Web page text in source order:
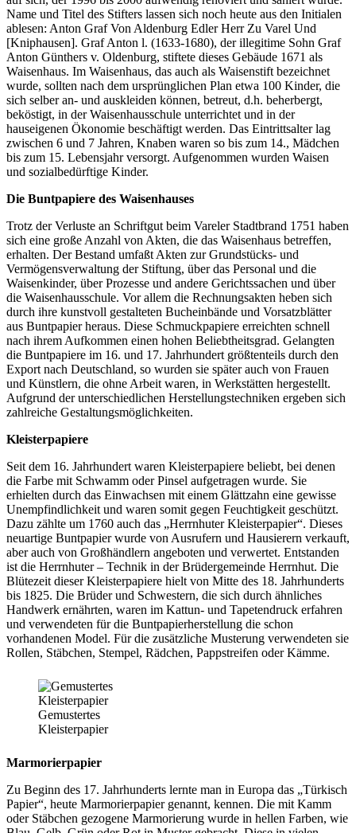
Name und Titel des Stifters lassen sich noch heute aus den Initialen
ablesen: Anton Graf Von Aldenburg Edler Herr Zu Varel Und
[Kniphausen]. Graf Anton l. (1633-1680), der illegitime Sohn Graf
Anton Günthers v. Oldenburg, stiftete dieses Gebäude 1671 als
Waisenhaus. Im Waisenhaus, das auch als Waisenstift bezeichnet
wurde, sollten nach dem ursprünglichen Plan etwa 100 Kinder, die
sich selber an- und auskleiden können, betreut, d.h. beherbergt,
beköstigt, in der Waisenhausschule unterrichtet und in der
hauseigenen Ökonomie beschäftigt werden. Das Eintrittsalter lag
zwischen 6 und 7 Jahren, Knaben waren so bis zum 14., Mädchen
bis zum 15. Lebensjahr versorgt. Aufgenommen wurden Waisen
und sozialbedürftige Kinder.
Die Buntpapiere des Waisenhauses
Trotz der Verluste an Schriftgut beim Vareler Stadtbrand 1751 haben
sich eine große Anzahl von Akten, die das Waisenhaus betreffen,
erhalten. Der Bestand umfaßt Akten zur Grundstücks- und
Vermögensverwaltung der Stiftung, über das Personal und die
Waisenkinder, über Prozesse und andere Gerichtssachen und über
die Waisenhausschule. Vor allem die Rechnungsakten heben sich
durch ihre kunstvoll gestalteten Bucheinbände und Vorsatzblätter
aus Buntpapier heraus. Diese Schmuckpapiere erreichten schnell
nach ihrem Aufkommen einen hohen Beliebtheitsgrad. Gelangten
die Buntpapiere im 16. und 17. Jahrhundert größtenteils durch den
Export nach Deutschland, so wurden sie später auch von Frauen
und Künstlern, die ohne Arbeit waren, in Werkstätten hergestellt.
Aufgrund der unterschiedlichen Herstellungstechniken ergeben sich
zahlreiche Gestaltungsmöglichkeiten.
Kleisterpapiere
Seit dem 16. Jahrhundert waren Kleisterpapiere beliebt, bei denen
die Farbe mit Schwamm oder Pinsel aufgetragen wurde. Sie
erhielten durch das Einwachsen mit einem Glättzahn eine gewisse
Unempfindlichkeit und waren somit gegen Feuchtigkeit geschützt.
Dazu zählte um 1760 auch das „Herrnhuter Kleisterpapier“. Dieses
neuartige Buntpapier wurde von Ausrufern und Hausierern verkauft,
aber auch von Großhändlern angeboten und verwertet. Entstanden
ist die Herrnhuter – Technik in der Brüdergemeinde Herrnhut. Die
Blütezeit dieser Kleisterpapiere hielt von Mitte des 18. Jahrhunderts
bis 1825. Die Brüder und Schwestern, die sich durch ähnliches
Handwerk ernährten, waren im Kattun- und Tapetendruck erfahren
und verwendeten für die Buntpapierherstellung die schon
vorhandenen Model. Für die zusätzliche Musterung verwendeten sie
Rollen, Stäbchen, Stempel, Rädchen, Pappstreifen oder Kämme.
Gemustertes
Kleisterpapier
Marmorierpapier
Zu Beginn des 17. Jahrhunderts lernte man in Europa das „Türkisch
Papier“, heute Marmorierpapier genannt, kennen. Die mit Kamm
oder Stäbchen gezogene Marmorierung wurde in hellen Farben, wie